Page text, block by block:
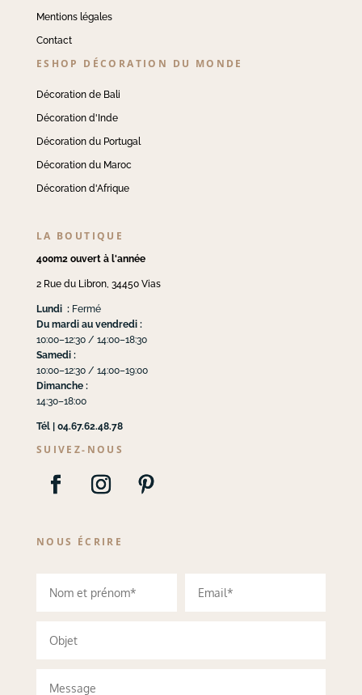
Mentions légales
Contact
ESHOP DÉCORATION DU MONDE
Décoration de Bali
Décoration d'Inde
Décoration du Portugal
Décoration du Maroc
Décoration d'Afrique
LA BOUTIQUE
400m2 ouvert à l'année
2 Rue du Libron, 34450 Vias
Lundi :Fermé
Du mardi au vendredi :
10:00–12:30 / 14:00–18:30
Samedi :
10:00–12:30 / 14:00–19:00
Dimanche :
14:30–18:00
Tél | 04.67.62.48.78
SUIVEZ-NOUS
NOUS ÉCRIRE